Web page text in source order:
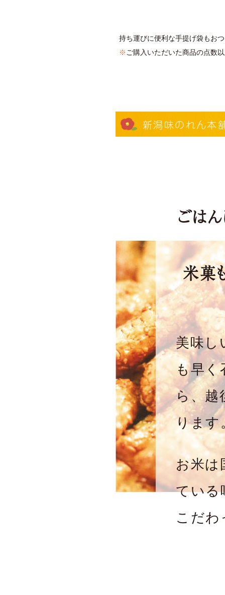
持ち運びに便利な手提げ袋もお
※ ご購入いただいた商品の点数
新潟味のれん本
ごは
米菓
美味し
も早く
ら、越
ります
お米は
ている
こだわ